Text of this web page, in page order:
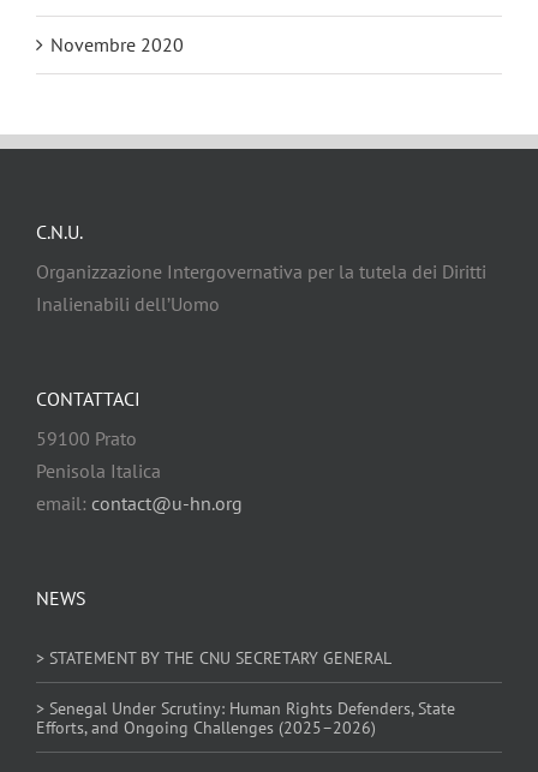
Novembre 2020
C.N.U.
Organizzazione Intergovernativa per la tutela dei Diritti
Inalienabili dell’Uomo
NEWS
> STATEMENT BY THE CNU SECRETARY GENERAL
> Senegal Under Scrutiny: Human Rights Defenders, State
Efforts, and Ongoing Challenges (2025–2026)
CONTATTACI
59100 Prato
Penisola Italica
email: contact@u-hn.org